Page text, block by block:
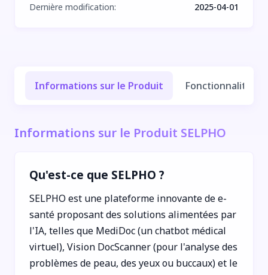
Dernière modification: 2025-04-01
Informations sur le Produit Fonctionnalités
Informations sur le Produit SELPHO
Qu'est-ce que SELPHO ?
SELPHO est une plateforme innovante de e-
santé proposant des solutions alimentées par
l'IA, telles que MediDoc (un chatbot médical
virtuel), Vision DocScanner (pour l'analyse des
problèmes de peau, des yeux ou buccaux) et le